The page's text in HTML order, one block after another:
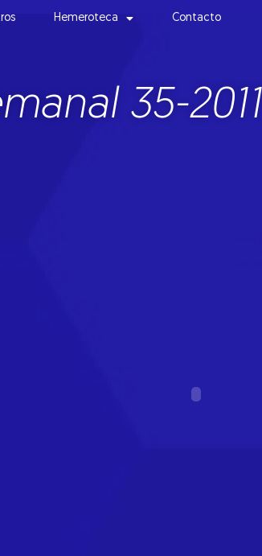
Hemeroteca Contacto
35-2011